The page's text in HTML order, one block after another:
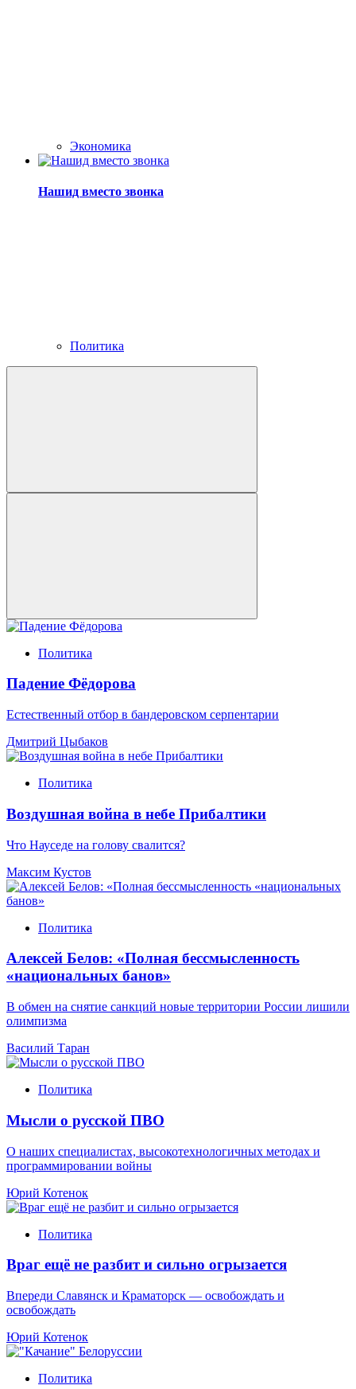
Экономика
Нашид вместо звонка
Политика
Политика
Падение Фёдорова
Естественный отбор в бандеровском серпентарии
Дмитрий Цыбаков
Политика
Воздушная война в небе Прибалтики
Что Науседе на голову свалится?
Максим Кустов
Политика
Алексей Белов: «Полная бессмысленность
«национальных банов»
В обмен на снятие санкций новые территории России лишили
олимпизма
Василий Таран
Политика
Мысли о русской ПВО
О наших специалистах, высокотехнологичных методах и
программировании войны
Юрий Котенок
Политика
Враг ещё не разбит и сильно огрызается
Впереди Славянск и Краматорск — освобождать и
освобождать
Юрий Котенок
Политика